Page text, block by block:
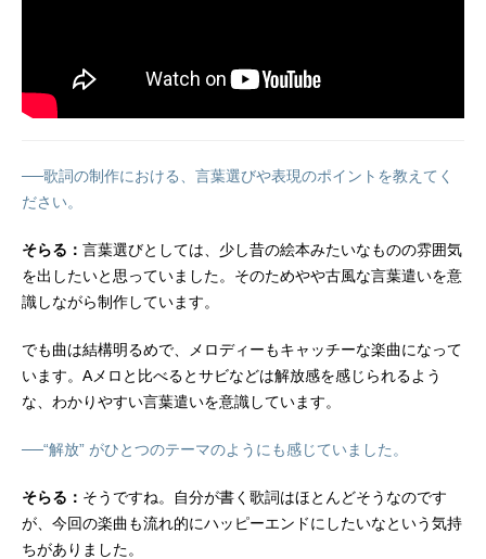
──歌詞の制作における、言葉選びや表現のポイントを教えてく
ださい。
そらる： 言葉選びとしては、少し昔の絵本みたいなものの雰囲気
を出したいと思っていました。そのためやや古風な言葉遣いを意
識しながら制作しています。
でも曲は結構明るめで、メロディーもキャッチーな楽曲になって
います。Aメロと比べるとサビなどは解放感を感じられるよう
な、わかりやすい言葉遣いを意識しています。
──“解放” がひとつのテーマのようにも感じていました。
そらる： そうですね。自分が書く歌詞はほとんどそうなのです
が、今回の楽曲も流れ的にハッピーエンドにしたいなという気持
ちがありました。